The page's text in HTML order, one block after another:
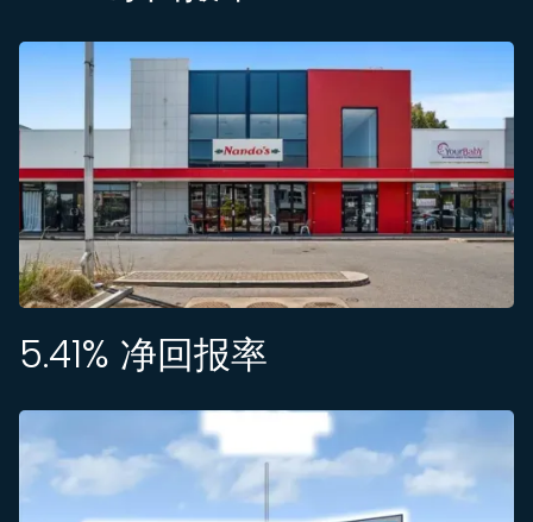
5.41% 净回报率